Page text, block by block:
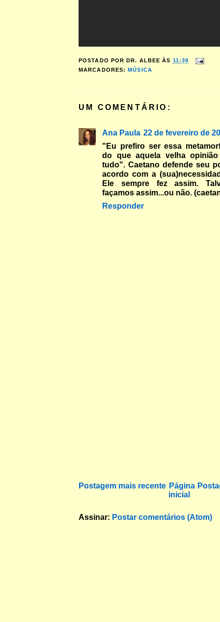
POSTADO POR DR. ALBEE ÀS 11:39
MARCADORES:MÚSICA
UM COMENTÁRIO:
Ana Paula 22 de fevereiro de
"Eu prefiro ser essa
do que aquela velha
tudo". Caetano defende seu
acordo com a
Ele sempre fez assim.
façamos assim...ou não.
Responder
Postagem mais recente Página
inicial
Assinar: Postar comentários (Atom)